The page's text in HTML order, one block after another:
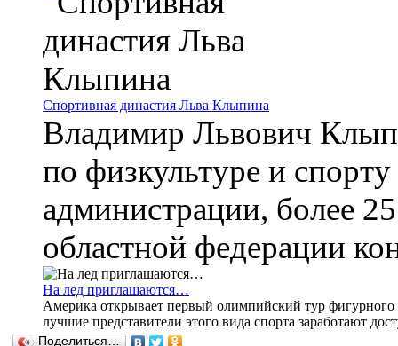
Спортивная династия Льва Клыпина
Владимир Львович
по физкультуре и
администрации, более
областной федерации
На лед приглашаются…
Америка открывает первый олимпийский тур
лучшие представители этого вида спорта заработают
Поделиться…